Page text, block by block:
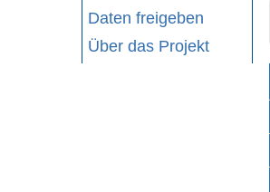
Daten freigeben
Über das Projekt